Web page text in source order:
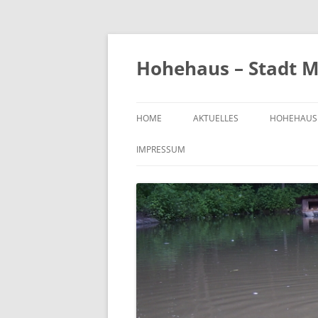
Zum
springen
Hohehaus – Stadt
HOME AKTUELLES HOHEHAUS
ORTS-
1989
BILDER
FRIEDHOF
IMPRESSUM